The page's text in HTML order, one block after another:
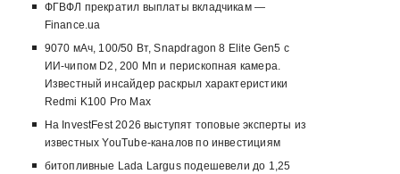
ФГВФЛ прекратил выплаты вкладчикам —
Finance.ua
9070 мАч, 100/50 Вт, Snapdragon 8 Elite Gen5 с
ИИ-чипом D2, 200 Мп и перископная камера.
Известный инсайдер раскрыл характеристики
Redmi K100 Pro Max
На InvestFest 2026 выступят топовые эксперты из
известных YouTube-каналов по инвестициям
битопливные Lada Largus подешевели до 1,25